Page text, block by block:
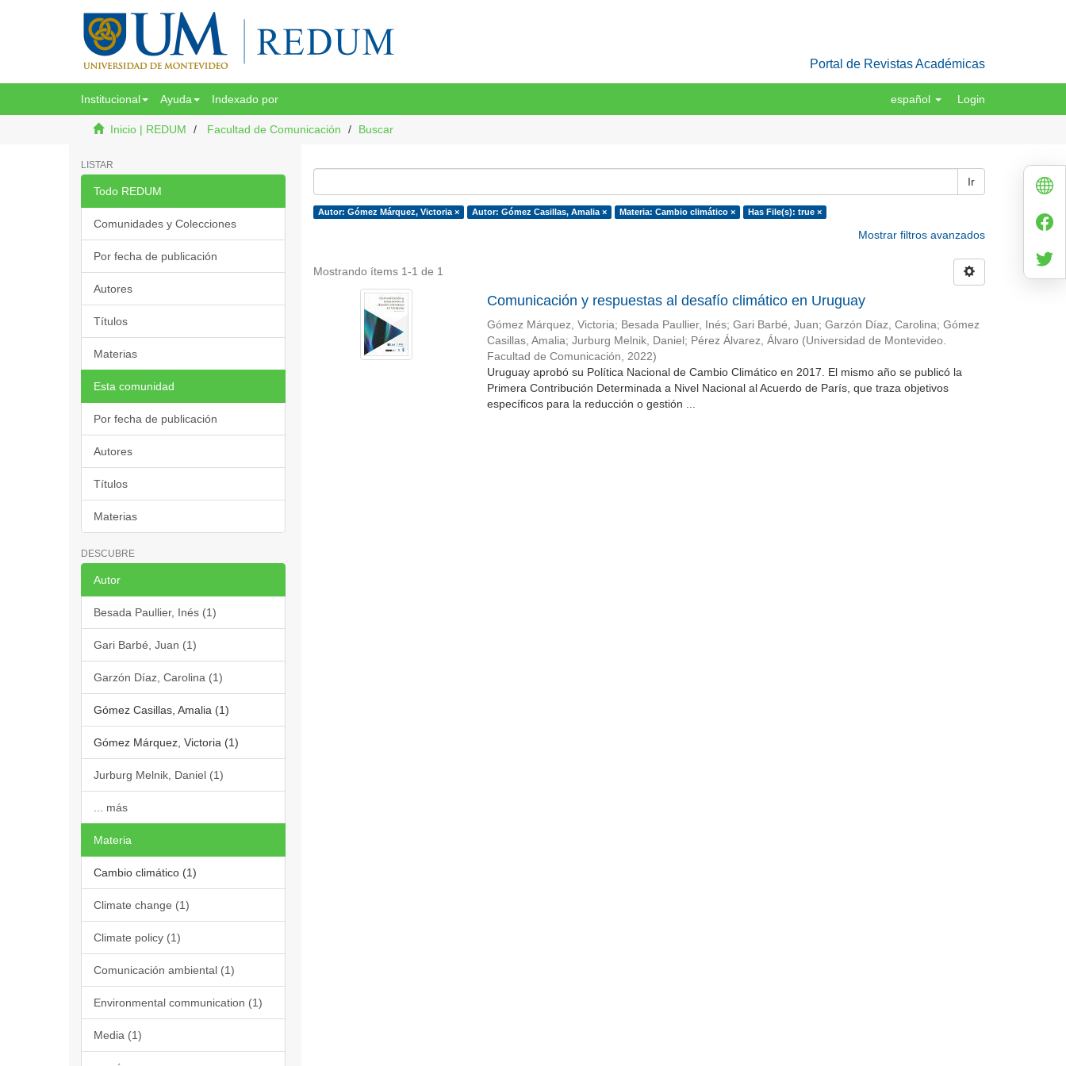
Portal de Revistas Académicas
Institucional Ayuda Indexado por español Login
Inicio | REDUM Facultad de Comunicación Buscar
LISTAR
Todo REDUM
Comunidades y Colecciones
Por fecha de publicación
Autores
Títulos
Materias
Esta comunidad
Por fecha de publicación
Autores
Títulos
Materias
DESCUBRE
Autor
Besada Paullier, Inés (1)
Gari Barbé, Juan (1)
Garzón Díaz, Carolina (1)
Gómez Casillas, Amalia (1)
Gómez Márquez, Victoria (1)
Jurburg Melnik, Daniel (1)
... más
Materia
Cambio climático (1)
Climate change (1)
Climate policy (1)
Comunicación ambiental (1)
Environmental communication (1)
Media (1)
Ir
Autor: Gómez Márquez, Victoria × Autor: Gómez Casillas, Amalia × Materia: Cambio climático × Has File(s): true ×
Mostrar filtros avanzados
Mostrando ítems 1-1 de 1
Comunicación y respuestas al desafío climático en Uruguay
Gómez Márquez, Victoria; Besada Paullier, Inés; Gari Barbé, Juan; Garzón Díaz, Carolina; Gómez
Casillas, Amalia; Jurburg Melnik, Daniel ; Pérez Álvarez, Álvaro (Universidad de Montevideo.
Facultad de Comunicación, 2022)
Uruguay aprobó su Política Nacional de Cambio Climático en 2017. El mismo año se publicó la
Primera Contribución Determinada a Nivel Nacional al Acuerdo de París, que traza objetivos
específicos para la reducción o gestión ...